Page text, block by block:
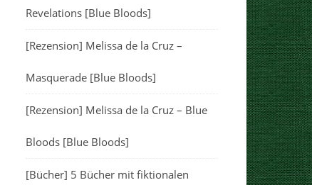
Revelations [Blue Bloods]
[Rezension] Melissa de la Cruz –
Masquerade [Blue Bloods]
[Rezension] Melissa de la Cruz – Blue
Bloods [Blue Bloods]
[Bücher] 5 Bücher mit fiktionalen